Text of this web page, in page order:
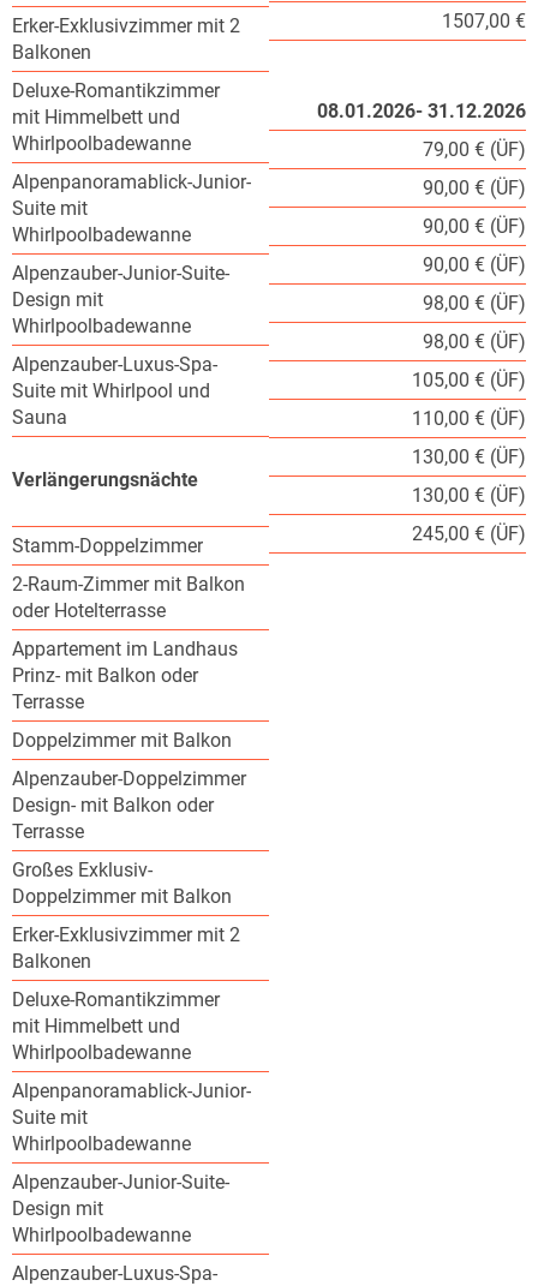
Erker-Exklusivzimmer mit 2
Balkonen
Deluxe-Romantikzimmer
mit Himmelbett und
Whirlpoolbadewanne
Alpenpanoramablick-Junior-
Suite mit
Whirlpoolbadewanne
Alpenzauber-Junior-Suite-
Design mit
Whirlpoolbadewanne
Alpenzauber-Luxus-Spa-
Suite mit Whirlpool und
Sauna
Verlängerungsnächte
Stamm-Doppelzimmer
2-Raum-Zimmer mit Balkon
oder Hotelterrasse
Appartement im Landhaus
Prinz- mit Balkon oder
Terrasse
Doppelzimmer mit Balkon
Alpenzauber-Doppelzimmer
Design- mit Balkon oder
Terrasse
Großes Exklusiv-
Doppelzimmer mit Balkon
Erker-Exklusivzimmer mit 2
Balkonen
Deluxe-Romantikzimmer
mit Himmelbett und
Whirlpoolbadewanne
Alpenpanoramablick-Junior-
Suite mit
Whirlpoolbadewanne
Alpenzauber-Junior-Suite-
Design mit
Whirlpoolbadewanne
Alpenzauber-Luxus-Spa-
1507,00 €
08.01.2026- 31.12.2026
79,00 € (ÜF)
90,00 € (ÜF)
90,00 € (ÜF)
90,00 € (ÜF)
98,00 € (ÜF)
98,00 € (ÜF)
105,00 € (ÜF)
110,00 € (ÜF)
130,00 € (ÜF)
130,00 € (ÜF)
245,00 € (ÜF)